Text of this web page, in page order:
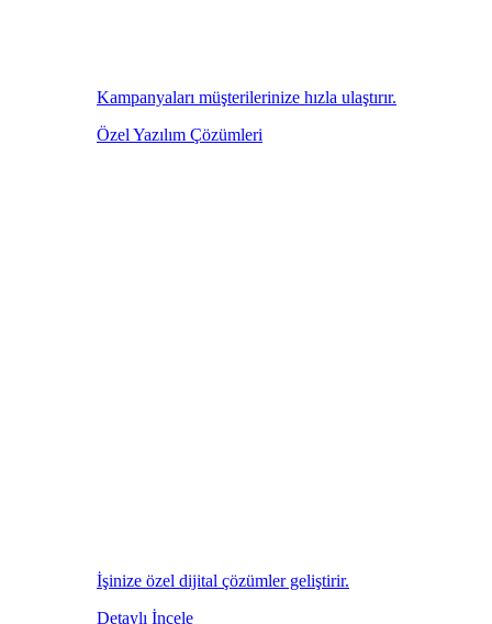
Kampanyaları müşterilerinize hızla ulaştırır.
Özel Yazılım Çözümleri
İşinize özel dijital çözümler geliştirir.
Detaylı İncele